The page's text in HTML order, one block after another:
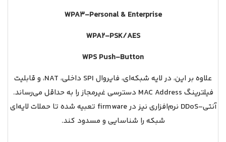
WPA3-Personal & Enterprise
WPA2-PSK/AES
WPS Push‑Button
علاوه بر این، در لایه شبکه‌ای، فایروال SPI داخلی، NAT، و قابلیت
فیلترینگ MAC Address دسترسی غیرمجاز را به حداقل می‌رساند.
آنتی-DDoS نرم‌افزاری نیز در firmware تعبیه شده تا حملات لایه‌ای
شبکه را شناسایی و مسدود کند.